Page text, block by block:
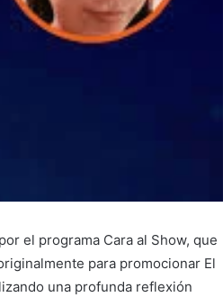
el programa Cara al Show, que
para promocionar El
una profunda reflexión